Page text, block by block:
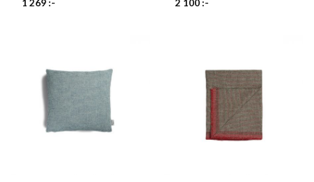
1 269:- 2 100:-